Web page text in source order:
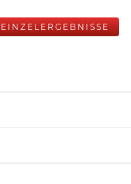
EINZELERGEBNISSE